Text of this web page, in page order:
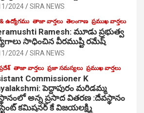
2024 SIRA NEWS
ఉద్యోగము తాజా వార్తలు తెలంగాణ ప్రముఖ వార్తలు
Ramesh: మూడు ప్రభుత్వ
సాధించిన వీరముష్టి రమేష్
2024 SIRA NEWS
తాజా వార్తలు ప్రజా సమస్యలు ప్రముఖ వార్తలు
Commissioner K
పెద్దాపురం మరిడమ్మ
అన్న ప్రసాద వితరణ :దేవస్థానం
కమిషనర్ కే విజయలక్ష్మి